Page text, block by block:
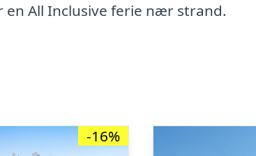
en All Inclusive ferie nær strand.
-16%